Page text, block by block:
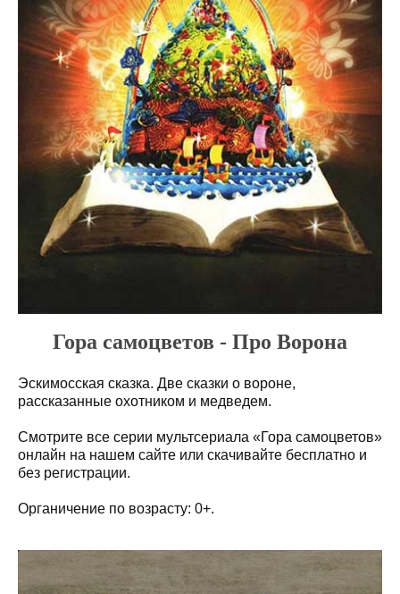
Гора самоцветов - Про Ворона
Эскимосская сказка. Две сказки о вороне,
рассказанные охотником и медведем.
Смотрите все серии мультсериала «Гора самоцветов»
онлайн на нашем сайте или скачивайте бесплатно и
без регистрации.
Органичение по возрасту: 0+.